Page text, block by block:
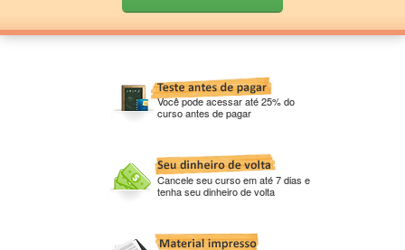
Você pode acessar até 25% do
curso antes de pagar
Cancele seu curso em até 7 dias e
tenha seu dinheiro de volta